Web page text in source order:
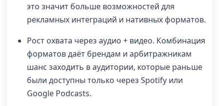
это значит больше возможностей для
рекламных интеграций и нативных форматов.
Рост охвата через аудио + видео. Комбинация
форматов даёт брендам и арбитражникам
шанс заходить в аудитории, которые раньше
были доступны только через Spotify или
Google Podcasts.